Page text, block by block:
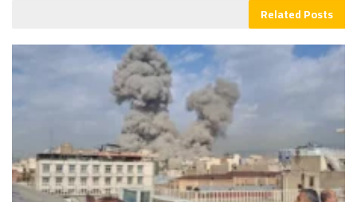
RelatedPosts